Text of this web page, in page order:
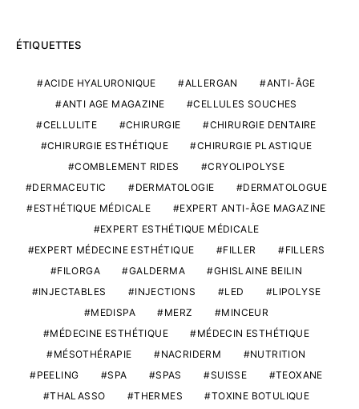
ÉTIQUETTES
ACIDE HYALURONIQUE ALLERGAN
ANTI-ÂGE
ANTI AGE MAGAZINE
CELLULES SOUCHES
CELLULITE
CHIRURGIE
CHIRURGIE DENTAIRE
CHIRURGIE ESTHÉTIQUE
CHIRURGIE PLASTIQUE
COMBLEMENT RIDES
CRYOLIPOLYSE
DERMACEUTIC
DERMATOLOGIE
DERMATOLOGUE
ESTHÉTIQUE MÉDICALE
EXPERT ANTI-ÂGE MAGAZINE
EXPERT ESTHÉTIQUE MÉDICALE
EXPERT MÉDECINE ESTHÉTIQUE
FILLER
FILLERS
FILORGA
GALDERMA
GHISLAINE BEILIN
INJECTABLES
INJECTIONS LED
LIPOLYSE
MEDISPA
MERZ
MINCEUR
MÉDECINE ESTHÉTIQUE
MÉDECIN ESTHÉTIQUE
MÉSOTHÉRAPIE
NACRIDERM
NUTRITION
PEELING
SPA SPAS SUISSE
TEOXANE
THALASSO
THERMES
TOXINE BOTULIQUE